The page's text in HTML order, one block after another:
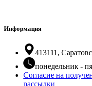
Информация
413111,
понедельник -
Согласие на
рассылки